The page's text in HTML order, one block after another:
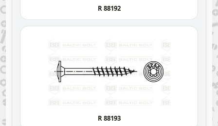
R 88192
R 88193